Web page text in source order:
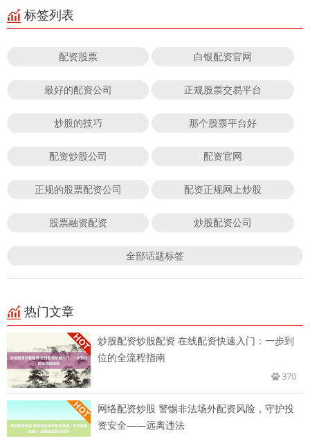
标签列表
配资股票 白银配资官网
最好的配资公司 正规股票交易平台
炒股的技巧 那个股票平台好
配资炒股公司 配资官网
正规的股票配资公司 配资正规网上炒股
股票融资配资 炒股配资公司
全部话题标签
热门文章
炒股配资炒股配资 在线配资快速入门：一步到
位的全流程指南
370
网络配资炒股 警惕非法场外配资风险，守护投
资安全——远离违法